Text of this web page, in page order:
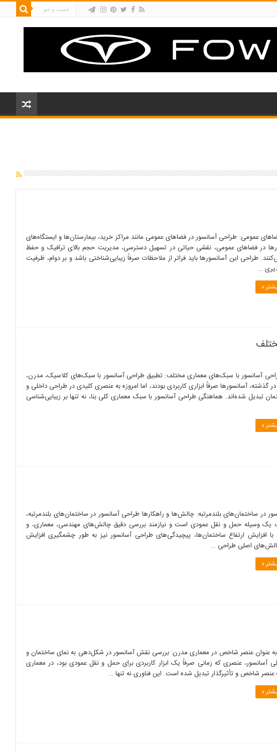
عمومی: طراحی آسانسور در فضاهای عمومی مانند مراکز خرید، بیمارستان‌ها و ایستگاه‌های
در فضاهای عمومی، نقشی حیاتی در تسهیل دسترسی، مدیریت حجم بالای ترافیک و حفظ
طراحی این آسانسورها باید فراتر از ملاحظات صرفاً زیبایی‌شناختی باشد و بر دوام، ظرفیت
…
»
آسانسور با سبک‌های معماری مختلف: تطبیق طراحی آسانسور با سبک‌های کلاسیک، مدرن،
گذشته، آسانسورها صرفاً ابزاری کاربردی بودند، اما امروزه به عنصری کلیدی در طراحی داخلی و
تبدیل شده‌اند. هماهنگی طراحی آسانسور با سبک معماری کلی بنا، نه تنها بر زیبایی‌شناسی
»
در ساختمان‌های بلندمرتبه: چالش‌ها و راهکارها طراحی آسانسور در ساختمان‌های بلندمرتبه،
یک وسیله حمل و نقل عمودی است و نیازمند بررسی دقیق چالش‌های مهندسی، معماری، و
افزایش ارتفاع ساختمان‌ها، پیچیدگی‌های طراحی آسانسور نیز به طور چشمگیری افزایش
»
به عنوان عنصر شاخص در معماری مدرن: بررسی نقش آسانسور در شکل‌دهی به نمای ساختمان و
آسانسور، عنصری که زمانی صرفاً یک ابزار کاربردی برای حمل و نقل عمودی بود، در معماری
شاخص و تأثیرگذار تبدیل شده است. این فناوری نه تنها …
»